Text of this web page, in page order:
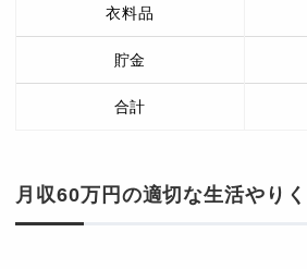
衣料品
貯金
合計
月収60万円の適切な生活やりく